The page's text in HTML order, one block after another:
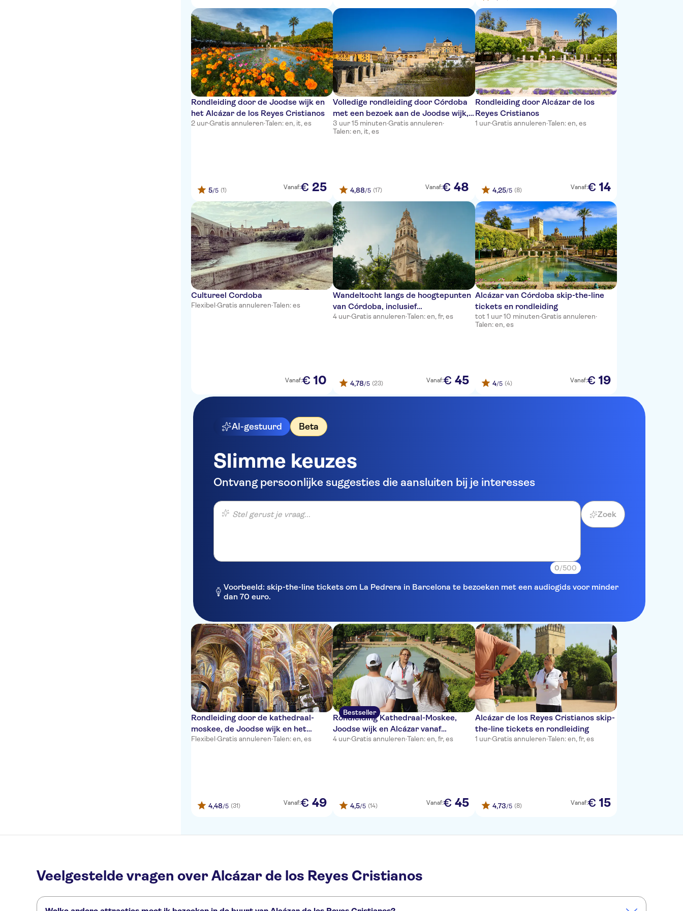
Rondleiding door de Joodse wijk en
het Alcázar de los Reyes Cristianos
2 uur·Gratis annuleren·Talen: en, it, es
5/5 (1) Vanaf:€ 25
Volledige rondleiding door Córdoba
met een bezoek aan de Joodse wijk,
het Alcázar en de moskee-
kathedraal
3 uur 15 minuten·Gratis annuleren·
Talen: en, it, es
4,88/5 (17) Vanaf:€ 48
Rondleiding door Alcázar de los
Reyes Cristianos
1 uur·Gratis annuleren·Talen: en, es
4,25/5 (8) Vanaf:€ 14
Cultureel Cordoba
Flexibel·Gratis annuleren·Talen: es
Vanaf:€ 10
Wandeltocht langs de hoogtepunten
van Córdoba, inclusief
toegangskaarten voor de
4 uur·Gratis annuleren·Talen: en, fr, es
4,78/5 (23) Vanaf:€ 45
Alcázar van Córdoba skip-the-line
tickets en rondleiding
tot 1 uur 10 minuten·Gratis annuleren·
Talen: en, es
4/5 (4) Vanaf:€ 19
AI-gestuurd Beta
Slimme keuzes
Ontvang persoonlijke suggesties die aansluiten bij je interesses
Stel gerust je vraag...
0/500
Zoek
Voorbeeld: skip-the-line tickets om La Pedrera in Barcelona te bezoeken met een audiogids voor minder
dan 70 euro.
Rondleiding door de kathedraal-
moskee, de Joodse wijk en het
Alcázar van Córdoba
Flexibel·Gratis annuleren·Talen: en, es
4,48/5 (31) Vanaf:€ 49
Bestseller
Rondleiding Kathedraal-Moskee,
Joodse wijk en Alcázar vanaf
Córdoba
4 uur·Gratis annuleren·Talen: en, fr, es
4,5/5 (14) Vanaf:€ 45
Alcázar de los Reyes Cristianos skip-
the-line tickets en rondleiding
1 uur·Gratis annuleren·Talen: en, fr, es
4,73/5 (8) Vanaf:€ 15
Veelgestelde vragen over Alcázar de los Reyes Cristianos